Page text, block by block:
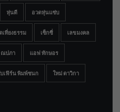
หุ่นดี อวดหุ่นแซ่บ
เที่ยงธรรม เซ็กซี่ เลขมงคล
ณปภา แอฟ ทักษอร
เฟิร์น พิมพ์ชนก ใหม่ ดาวิกา